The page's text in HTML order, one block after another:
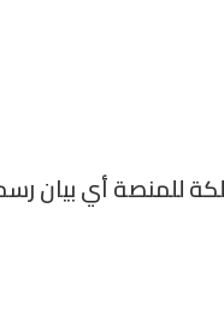
للمنصة أي بيان